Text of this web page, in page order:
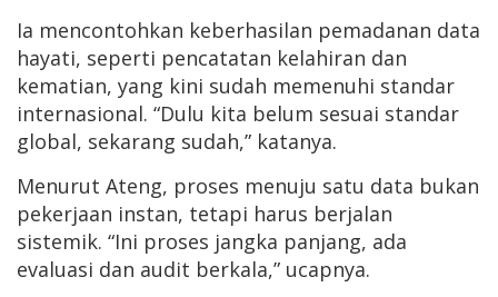
Ia mencontohkan keberhasilan pemadanan data
hayati, seperti pencatatan kelahiran dan
kematian, yang kini sudah memenuhi standar
internasional. “Dulu kita belum sesuai standar
global, sekarang sudah,” katanya.
Menurut Ateng, proses menuju satu data bukan
pekerjaan instan, tetapi harus berjalan
sistemik. “Ini proses jangka panjang, ada
evaluasi dan audit berkala,” ucapnya.